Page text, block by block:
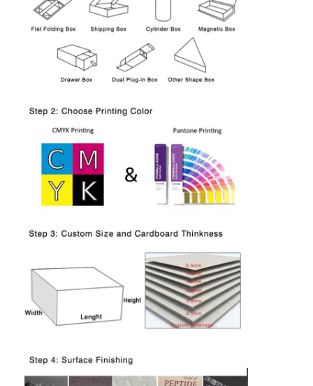
Thuis
Over Ons